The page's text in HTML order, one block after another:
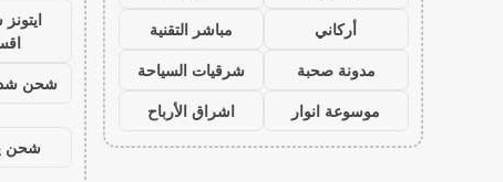
أركاني
مباشر التقنية
مدونة صحبة
شرقيات السياحة
موسوعة انوار
اشراق الأرباح
شحن
شحن